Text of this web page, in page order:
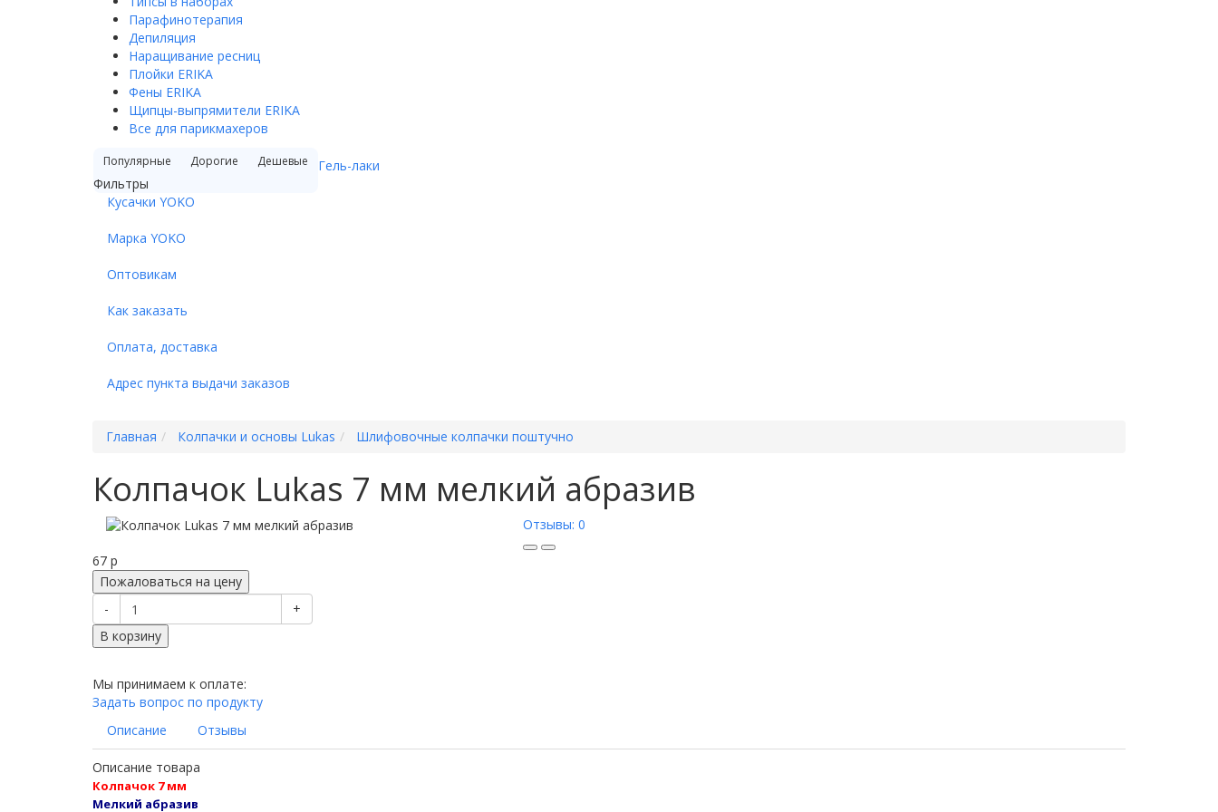
Парафинотерапия
Депиляция
Наращивание ресниц
Плойки ERIKA
Фены ERIKA
Щипцы-выпрямители ERIKA
Все для парикмахеров
Популярные Дорогие Дешевые
Фильтры
Гель-лаки
Кусачки YOKO
Марка YOKO
Оптовикам
Как заказать
Оплата, доставка
Адрес пункта выдачи заказов
Главная Колпачки и основы Lukas Шлифовочные колпачки поштучно
Колпачок Lukas 7 мм мелкий абразив
Отзывы: 0
67 p
Пожаловаться на цену
-
+
В корзину
Мы принимаем к оплате:
Задать вопрос по продукту
Описание
Отзывы
Описание товара
Колпачок 7 мм
Мелкий абразив